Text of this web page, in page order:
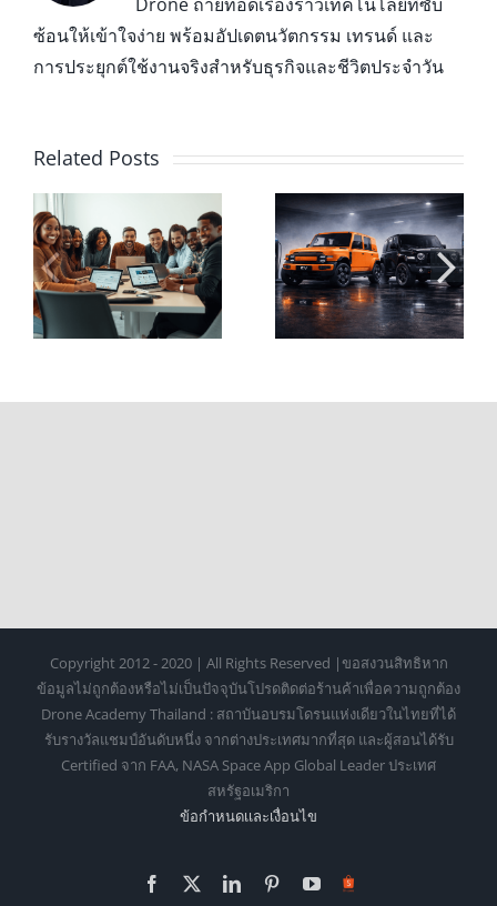
ซ้อนให้เข้าใจง่าย พร้อมอัปเดตนวัตกรรม เทรนด์ และ
การประยุกต์ใช้งานจริงสำหรับธุรกิจและชีวิตประจำวัน
Related Posts
ค่าไฟต่อเดือน vs
ค่าน้ำมัน ถ้าขับ
CHERY V23 วันละ
60 กม. ต้องจ่าย
CHERY V23
รถไฟฟ้าทรงกล่อง
สุดเท่ สเปกแน่น
พร้อมลุยทั้งใน
Copyright 2012 - 2020 | All Rights Reserved |ขอสงวนสิทธิหาก
ข้อมูลไม่ถูกต้องหรือไม่เป็นปัจจุบันโปรดติดต่อร้านค้าเพื่อความถูกต้อง
Drone Academy Thailand : สถาบันอบรมโดรนแห่งเดียวในไทยที่ได้
รับรางวัลแชมป์อันดับหนึ่ง จากต่างประเทศมากที่สุด และผู้สอนได้รับ
Certified จาก FAA, NASA Space App Global Leader ประเทศ
สหรัฐอเมริกา
ข้อกำหนดเเละเงื่อนไข